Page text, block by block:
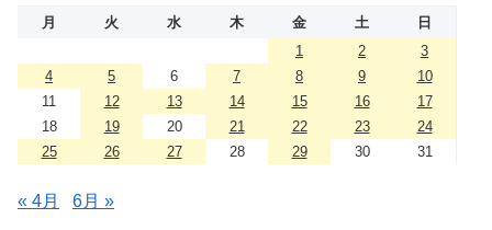
月 火 水 木 金 土
日
1
2
3
4
5 6 7 8 9
10
11
12 13 14 15 16
17
18
19 20 21 22 23
24
25
26 27 28 29 30 31
« 4月 6月 »